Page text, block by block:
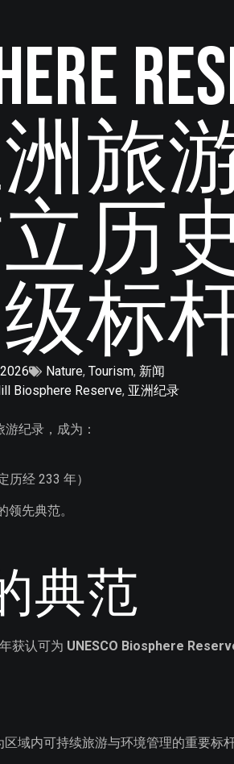
旅
历
标
Nature, Tourism, 新闻
Biosphere Reserve, 亚洲纪录
纪录，成为：
历经 233 年）
先典范。
典范
获认可为 UNESCO Biosphere
域内可持续旅游与环境管理的重要标